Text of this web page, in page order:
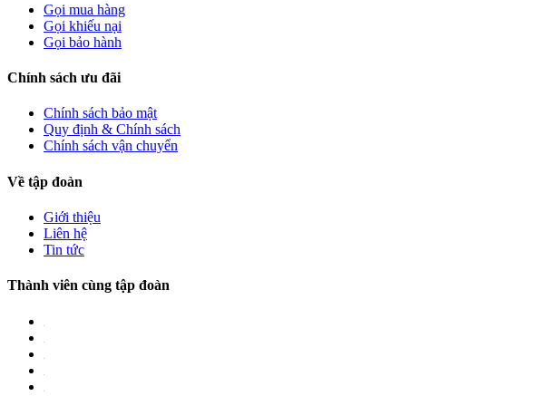
Gọi mua hàng
Gọi khiếu nại
Gọi bảo hành
Chính sách ưu đãi
Chính sách bảo mật
Quy định & Chính sách
Chính sách vận chuyển
Về tập đoàn
Giới thiệu
Liên hệ
Tin tức
Thành viên cùng tập đoàn